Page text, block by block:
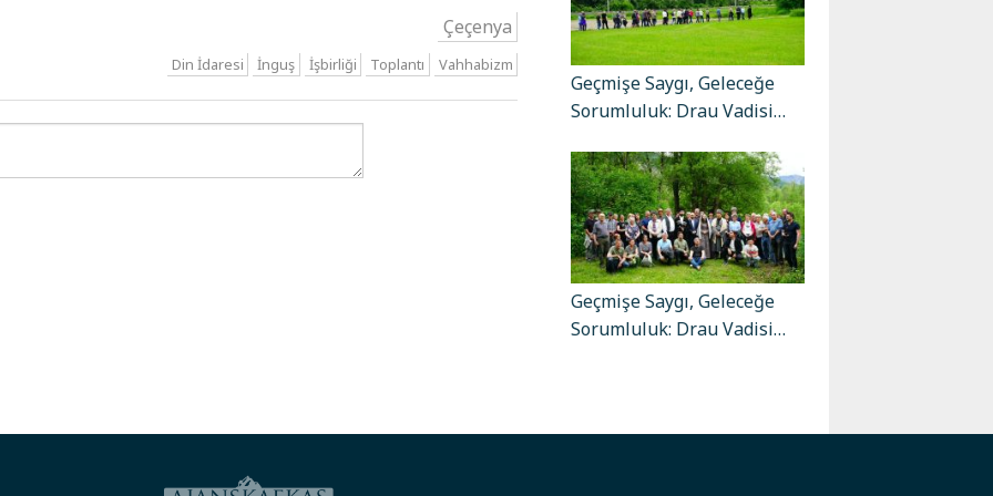
Çeçenya
Din İdaresi İnguş İşbirliği Toplantı Vahhabizm
Geçmişe Saygı, Geleceğe
Sorumluluk: Drau Vadisi…
Geçmişe Saygı, Geleceğe
Sorumluluk: Drau Vadisi…